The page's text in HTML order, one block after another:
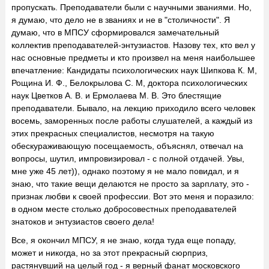
пропускать. Преподаватели были с научными званиями. Но,
я думаю, что дело не в званиях и не в "столичности". Я
думаю, что в МПСУ сформировался замечательный
коллектив преподавателей-энтузиастов. Назову тех, кто вел у
нас основные предметы и кто произвел на меня наибольшее
впечатление: Кандидаты психологических наук Шипкова К. М,
Рощина И. Ф., Белокрылова С. М, доктора психологических
наук Цветков А. В. и Ермолаева М. В. Это блестящие
преподаватели. Бывало, на лекцию приходило всего человек
восемь, заморенных после работы слушателей, а каждый из
этих прекрасных специалистов, несмотря на такую
обескураживающую посещаемость, объяснял, отвечал на
вопросы, шутил, импровизировал - с полной отдачей. Увы,
мне уже 45 лет)), однако поэтому я не мало повидал, и я
знаю, что такие вещи делаются не просто за зарплату, это -
признак любви к своей профессии. Вот это меня и поразило:
в одном месте столько добросовестных преподавателей
знатоков и энтузиастов своего дела!
Все, я окончил МПСУ, я не знаю, когда туда еще попаду,
может и никогда, но за этот прекрасный сюрприз,
растянувший на целый год - я верный фанат московского